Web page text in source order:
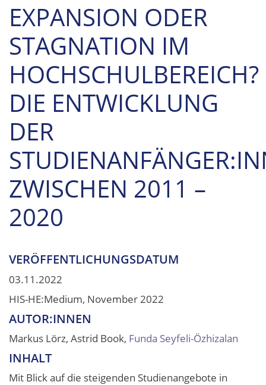
EXPANSION ODER
STAGNATION IM
HOCHSCHULBEREICH?
DIE ENTWICKLUNG
DER
ZWISCHEN 2011 –
2020
VERÖFFENTLICHUNGSDATUM
03.11.2022
HIS-HE:Medium, November 2022
AUTOR:INNEN
Markus Lörz, Astrid Book, Funda Seyfeli-Özhizalan
INHALT
Mit Blick auf die steigenden Studienangebote in